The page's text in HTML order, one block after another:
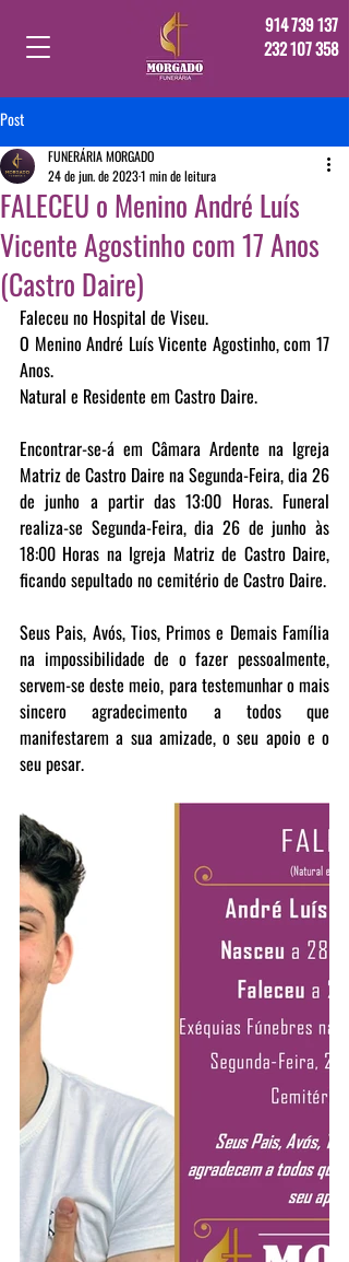
914 739 137
232 107 358
Post
FALECEU o Menino André Luís
Vicente Agostinho com 17 Anos
(Castro Daire)
FUNERÁRIA MORGADO
24 de jun. de 20231 min de leitura
Faleceu no Hospital de Viseu.
O Menino André Luís Vicente Agostinho, com 17
Anos.
Natural e Residente em Castro Daire.
Encontrar-se-á em Câmara Ardente na Igreja
Matriz de Castro Daire na Segunda-Feira, dia 26
de junho a partir das 13:00 Horas. Funeral
realiza-se Segunda-Feira, dia 26 de junho às
18:00 Horas na Igreja Matriz de Castro Daire,
ficando sepultado no cemitério de Castro Daire.
Seus Pais, Avós, Tios, Primos e Demais Família
na impossibilidade de o fazer pessoalmente,
servem-se deste meio, para testemunhar o mais
sincero agradecimento a todos que
manifestarem a sua amizade, o seu apoio e o
seu pesar.